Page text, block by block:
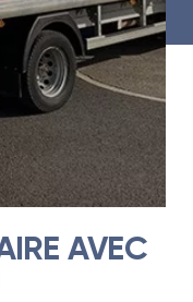
AVEC